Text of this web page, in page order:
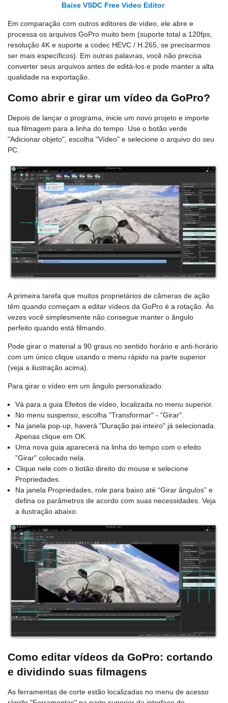
Baixe VSDC Free Video Editor
Em comparação com outros editores de vídeo, ele abre e
processa os arquivos GoPro muito bem (suporte total a 120fps,
resolução 4K e suporte a codec HEVC / H.265, se precisarmos
ser mais específicos). Em outras palavras, você não precisa
converter seus arquivos antes de editá-los e pode manter a alta
qualidade na exportação.
Como abrir e girar um vídeo da GoPro?
Depois de lançar o programa, inicie um novo projeto e importe
sua filmagem para a linha do tempo. Use o botão verde
"Adicionar objeto", escolha "Vídeo" e selecione o arquivo do seu
PC.
A primeira tarefa que muitos proprietários de câmeras de ação
têm quando começam a editar vídeos da GoPro é a rotação. Às
vezes você simplesmente não consegue manter o ângulo
perfeito quando está filmando.
Pode girar o material a 90 graus no sentido horário e anti-horário
com um único clique usando o menu rápido na parte superior
(veja a ilustração acima).
Para girar o vídeo em um ângulo personalizado:
Vá para a guia Efeitos de vídeo, localizada no menu superior.
No menu suspenso, escolha "Transformar" - "Girar".
Na janela pop-up, haverá "Duração pai inteiro" já selecionada.
Apenas clique em OK.
Uma nova guia aparecerá na linha do tempo com o efeito
"Girar" colocado nela.
Clique nele com o botão direito do mouse e selecione
Propriedades.
Na janela Propriedades, role para baixo até “Girar ângulos” e
defina os parâmetros de acordo com suas necessidades. Veja
a ilustração abaixo.
Como editar vídeos da GoPro: cortando
e dividindo suas filmagens
As ferramentas de corte estão localizadas no menu de acesso